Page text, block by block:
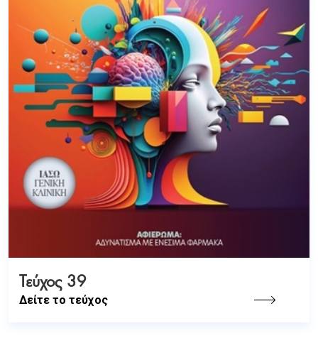
Τεύχος 39
Δείτε το τεύχος